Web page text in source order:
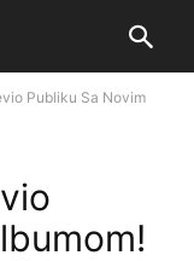
Publiku Sa Novim